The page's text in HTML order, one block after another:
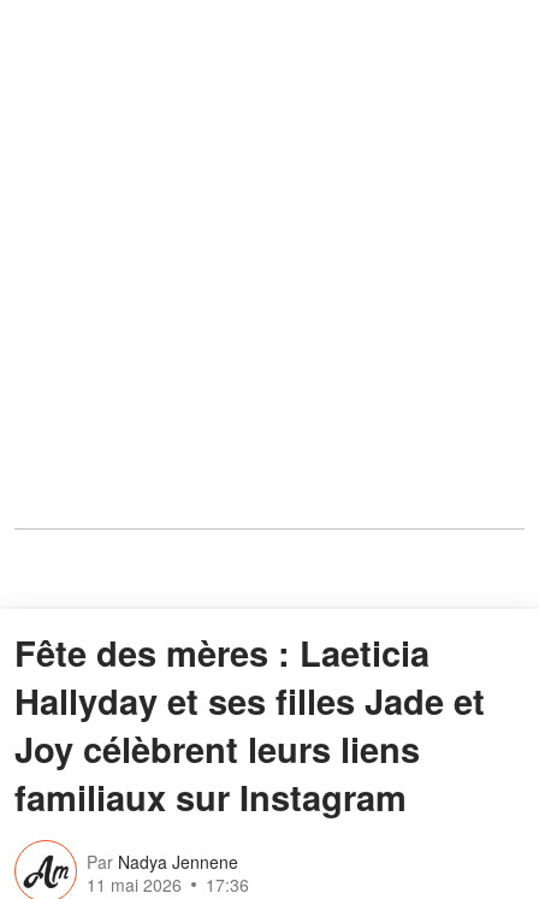
Fête des mères : Laeticia
Hallyday et ses filles Jade et
Joy célèbrent leurs liens
familiaux sur Instagram
Par Nadya Jennene
11 mai 2026
17:36